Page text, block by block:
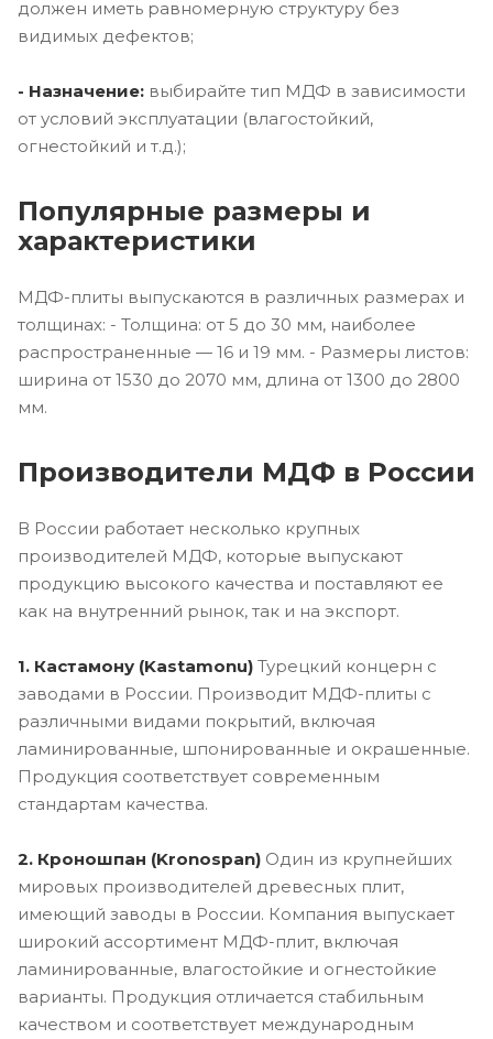
должен иметь равномерную структуру без
видимых дефектов;
- Назначение: выбирайте тип МДФ в зависимости
от условий эксплуатации (влагостойкий,
огнестойкий и т.д.);
Популярные размеры и
характеристики
МДФ-плиты выпускаются в различных размерах и
толщинах: - Толщина: от 5 до 30 мм, наиболее
распространенные — 16 и 19 мм. - Размеры листов:
ширина от 1530 до 2070 мм, длина от 1300 до 2800
мм.
Производители МДФ в России
В России работает несколько крупных
производителей МДФ, которые выпускают
продукцию высокого качества и поставляют ее
как на внутренний рынок, так и на экспорт.
1. Кастамону (Kastamonu) Турецкий концерн с
заводами в России. Производит МДФ-плиты с
различными видами покрытий, включая
ламинированные, шпонированные и окрашенные.
Продукция соответствует современным
стандартам качества.
2. Кроношпан (Kronospan) Один из крупнейших
мировых производителей древесных плит,
имеющий заводы в России. Компания выпускает
широкий ассортимент МДФ-плит, включая
ламинированные, влагостойкие и огнестойкие
варианты. Продукция отличается стабильным
качеством и соответствует международным